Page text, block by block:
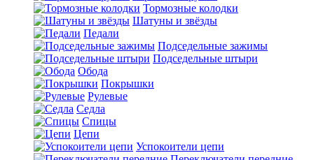
Тормозные колодки
Шатуны и звёзды
Педали
Подседельные зажимы
Подседельные штыри
Обода
Покрышки
Рулевые
Седла
Спицы
Цепи
Успокоители цепи